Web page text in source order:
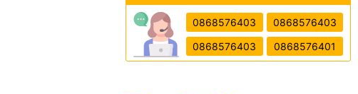
0868576403 0868576403
0868576403 0868576401